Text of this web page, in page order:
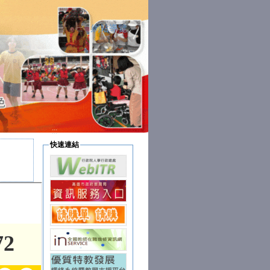
::: 網站導覽
教育人員
競賽甲等
:::
快速連結